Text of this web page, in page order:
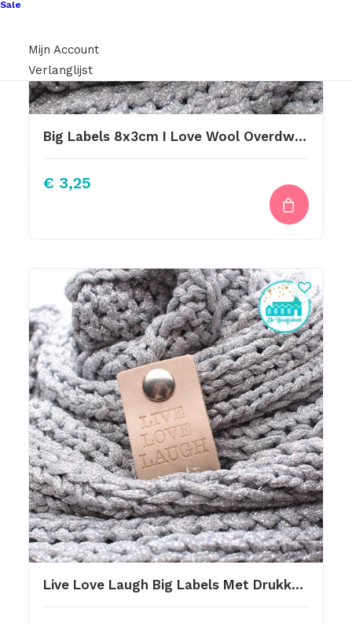
Sale
Mijn Account
Verlanglijst
Big Labels 8x3cm I Love Wool Overdwars
€ 3,25
Live Love Laugh Big Labels Met Drukknoop 10x3cm